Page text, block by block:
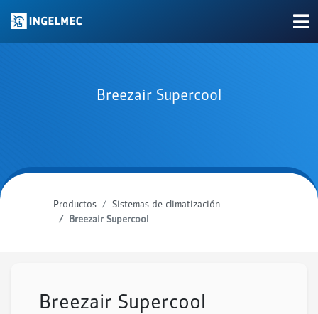
Breezair Supercool
Productos
Sistemas de climatización
Breezair Supercool
Breezair Supercool